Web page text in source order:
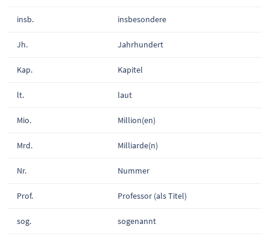
insb. insbesondere
Jh. Jahrhundert
Kap. Kapitel
lt. laut
Mio. Million(en)
Mrd. Milliarde(n)
Nr. Nummer
Prof. Professor (als Titel)
sog. sogenannt